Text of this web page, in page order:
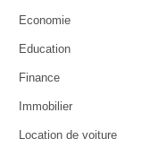
Economie
Education
Finance
Immobilier
Location de voiture